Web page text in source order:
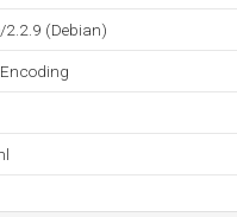
2.2.9 (Debian)